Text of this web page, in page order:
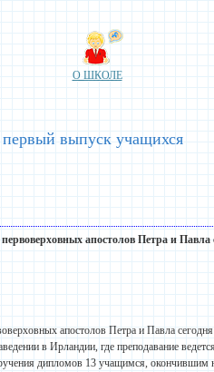
О ШКОЛЕ
выпуск учащихся
апостолов Петра и Павла
апостолов Петра и Павла
в Ирландии, где преподавание
дипломов 13 учащимся,